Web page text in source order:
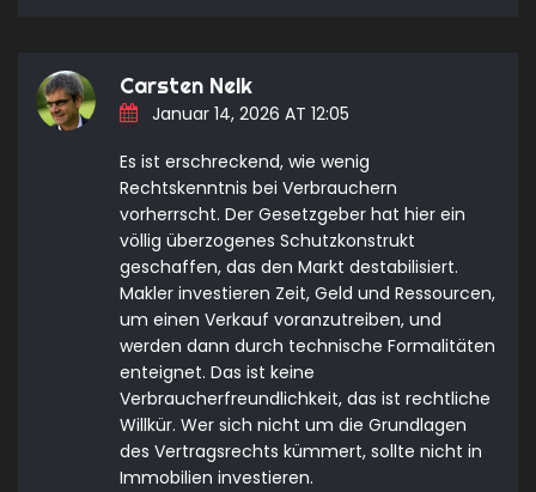
Carsten Nelk
Januar 14, 2026 AT 12:05
Es ist erschreckend, wie wenig
Rechtskenntnis bei Verbrauchern
vorherrscht. Der Gesetzgeber hat hier ein
völlig überzogenes Schutzkonstrukt
geschaffen, das den Markt destabilisiert.
Makler investieren Zeit, Geld und Ressourcen,
um einen Verkauf voranzutreiben, und
werden dann durch technische Formalitäten
enteignet. Das ist keine
Verbraucherfreundlichkeit, das ist rechtliche
Willkür. Wer sich nicht um die Grundlagen
des Vertragsrechts kümmert, sollte nicht in
Immobilien investieren.